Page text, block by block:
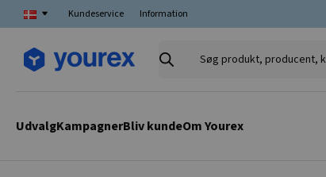
Kundeservice Information
Søg
UdvalgKampagnerBliv kundeOm Yourex